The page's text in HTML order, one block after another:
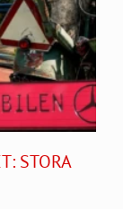
STORA